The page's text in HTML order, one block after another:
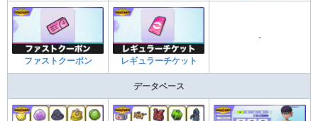
ファストクーポン レギュラーチケット
-
データベース